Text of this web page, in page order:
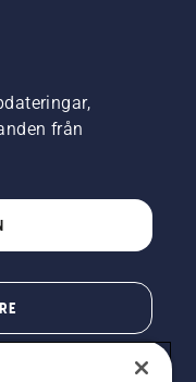
från